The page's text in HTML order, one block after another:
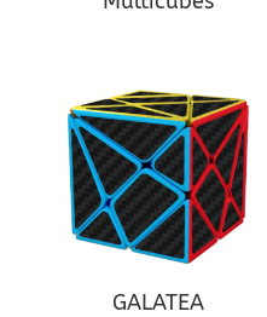
GALATEA